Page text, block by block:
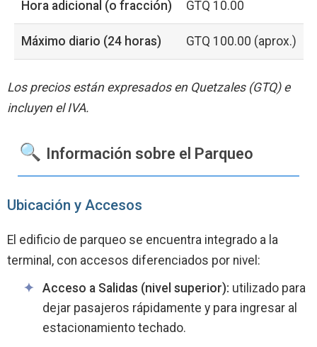
Hora adicional (o fracción) GTQ 10.00
Máximo diario (24 horas) GTQ 100.00 (aprox.)
Los precios están expresados en Quetzales (GTQ) e
incluyen el IVA.
Información sobre el Parqueo
Ubicación y Accesos
El edificio de parqueo se encuentra integrado a la
terminal, con accesos diferenciados por nivel:
Acceso a Salidas (nivel superior): utilizado para
dejar pasajeros rápidamente y para ingresar al
estacionamiento techado.